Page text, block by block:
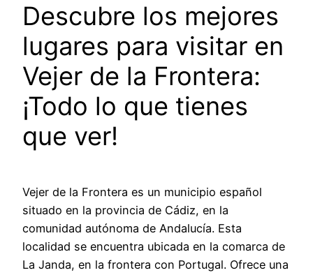
Descubre los mejores
lugares para visitar en
Vejer de la Frontera:
¡Todo lo que tienes
que ver!
Vejer de la Frontera es un municipio español
situado en la provincia de Cádiz, en la
comunidad autónoma de Andalucía. Esta
localidad se encuentra ubicada en la comarca de
La Janda, en la frontera con Portugal. Ofrece una